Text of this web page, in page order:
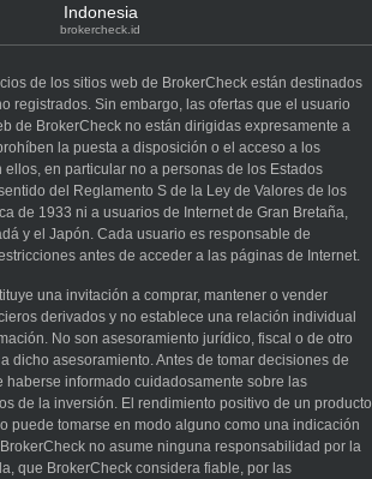
Indonesia
brokercheck.id
de los sitios web de BrokerCheck están destinados
registrados. Sin embargo, las ofertas que el usuario
de BrokerCheck no están dirigidas expresamente a
la puesta a disposición o el acceso a los
en particular no a personas de los Estados
del Reglamento S de la Ley de Valores de los
de 1933 ni a usuarios de Internet de Gran Bretaña,
y el Japón. Cada usuario es responsable de
antes de acceder a las páginas de Internet.
una invitación a comprar, mantener o vender
derivados y no establece una relación individual
No son asesoramiento jurídico, fiscal o de otro
dicho asesoramiento. Antes de tomar decisiones de
haberse informado cuidadosamente sobre las
de la inversión. El rendimiento positivo de un producto
puede tomarse en modo alguno como una indicación
no asume ninguna responsabilidad por la
que BrokerCheck considera fiable, por las